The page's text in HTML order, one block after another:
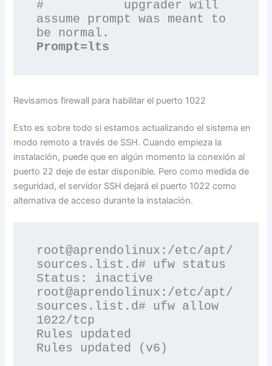
#           upgrader will
assume prompt was meant to
Revisamos firewall para habilitar el puerto 1022
Esto es sobre todo si estamos actualizando el sistema en
modo remoto a través de SSH. Cuando empieza la
instalación, puede que en algún momento la conexión al
puerto 22 deje de estar disponible. Pero como medida de
seguridad, el servidor SSH dejará el puerto 1022 como
alternativa de acceso durante la instalación.
root@aprendolinux:/etc/apt/
sources.list.d# ufw status
Status: inactive
root@aprendolinux:/etc/apt/
sources.list.d# ufw allow
1022/tcp
Rules updated